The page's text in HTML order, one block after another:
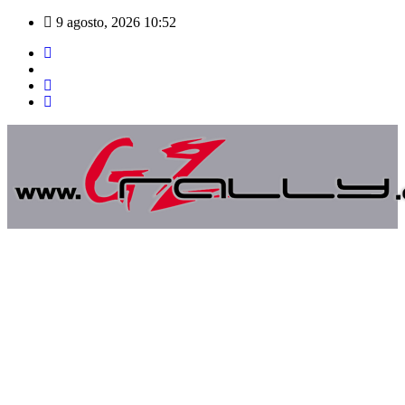
Saltar
contenido
9 agosto, 2026 10:52